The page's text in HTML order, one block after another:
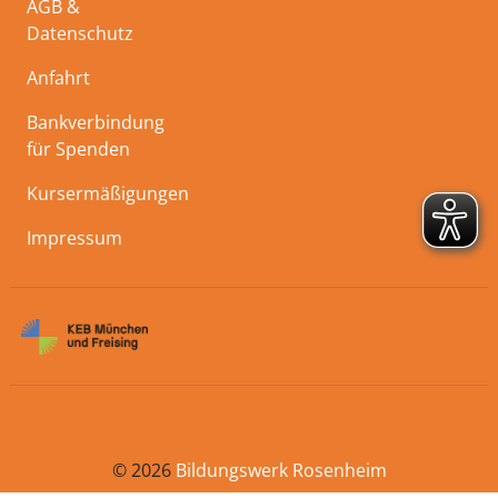
AGB &
Datenschutz
Anfahrt
Bankverbindung
für Spenden
Kursermäßigungen
Impressum
© 2026 Bildungswerk Rosenheim